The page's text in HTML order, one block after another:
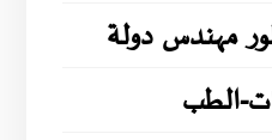
مهندس دولة
الطب